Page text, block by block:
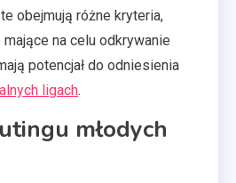
obejmują różne kryteria,
na celu odkrywanie
potencjał do odniesienia
ligach.
młodych